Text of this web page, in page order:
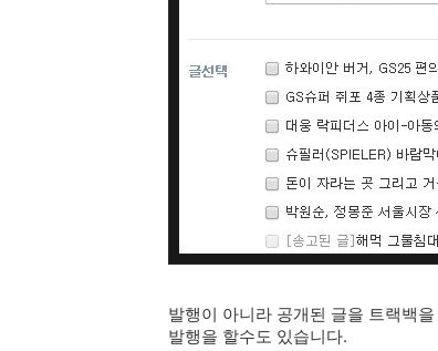
발행이 아니라 공개된 글을 트랙백
발행을 할수도 있습니다.